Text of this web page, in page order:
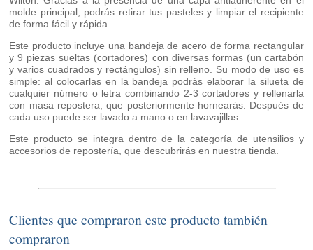
molde principal, podrás retirar tus pasteles y limpiar el recipiente
de forma fácil y rápida.
Este producto incluye una bandeja de acero de forma rectangular
y 9 piezas sueltas (cortadores) con diversas formas (un cartabón
y varios cuadrados y rectángulos) sin relleno. Su modo de uso es
simple: al colocarlas en la bandeja podrás elaborar la silueta de
cualquier número o letra combinando 2-3 cortadores y rellenarla
con masa repostera, que posteriormente hornearás. Después de
cada uso puede ser lavado a mano o en lavavajillas.
Este producto se integra dentro de la categoría de utensilios y
accesorios de repostería, que descubrirás en nuestra tienda.
Clientes que compraron este producto también
compraron